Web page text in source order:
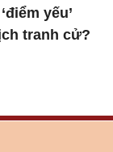
yếu’
tranh cử?